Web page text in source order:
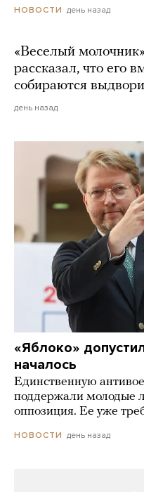
НОВОСТИ день назад
«Веселый
рассказал, что его
собираются
день назад
«Яблоко»
началось
Единственную
поддержали молодые
оппозиция. Ее уже
НОВОСТИ день назад